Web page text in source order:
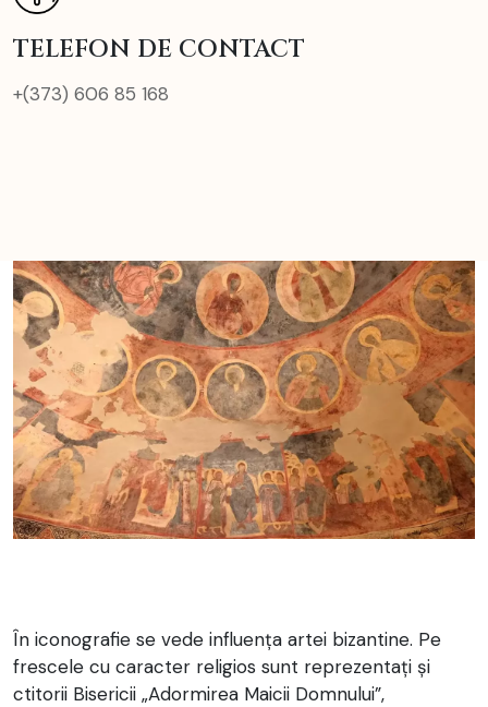
TELEFON DE CONTACT
+(373) 606 85 168
În iconografie se vede influenţa artei bizantine. Pe
frescele cu caracter religios sunt reprezentaţi şi
ctitorii Bisericii „Adormirea Maicii Domnului”,